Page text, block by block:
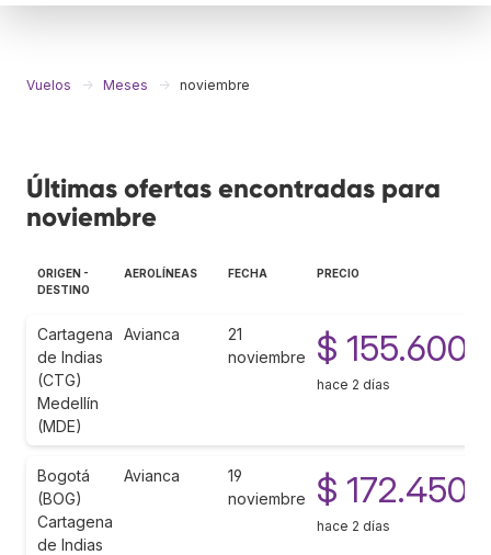
Vuelos Meses noviembre
Últimas ofertas encontradas para
noviembre
ORIGEN -
DESTINO
AEROLÍNEAS FECHA PRECIO
Cartagena
de Indias
(CTG)
Medellín
(MDE)
Avianca
21
noviembre
$ 155.600
hace 2 días
Bogotá
(BOG)
Cartagena
de Indias
Avianca
19
noviembre
$ 172.450
hace 2 días